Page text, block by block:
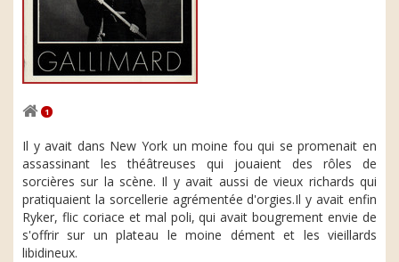
1
Il y avait dans New York un moine fou qui se promenait en
assassinant les théâtreuses qui jouaient des rôles de
sorcières sur la scène. Il y avait aussi de vieux richards qui
pratiquaient la sorcellerie agrémentée d'orgies.Il y avait enfin
Ryker, flic coriace et mal poli, qui avait bougrement envie de
s'offrir sur un plateau le moine dément et les vieillards
libidineux.